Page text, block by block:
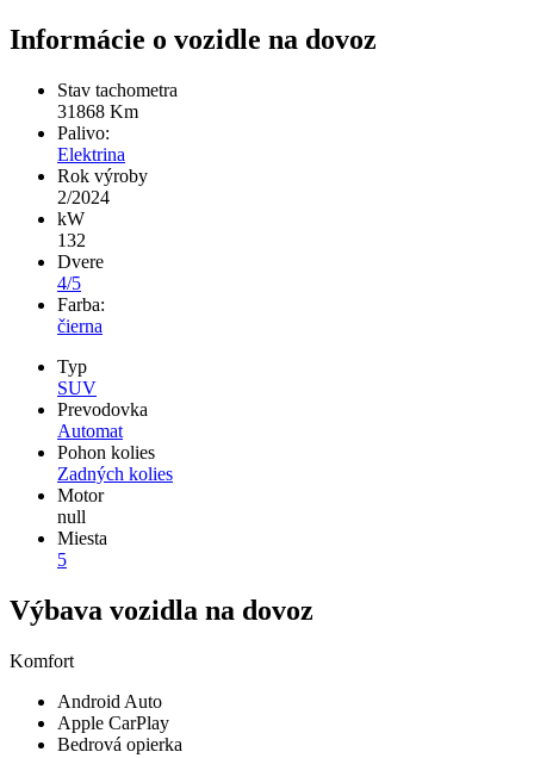
Informácie o vozidle na dovoz
Stav tachometra
31868 Km
Palivo:
Elektrina
Rok výroby
2/2024
kW
132
Dvere
4/5
Farba:
čierna
Typ
SUV
Prevodovka
Automat
Pohon kolies
Zadných kolies
Motor
null
Miesta
5
Výbava vozidla na dovoz
Komfort
Android Auto
Apple CarPlay
Bedrová opierka